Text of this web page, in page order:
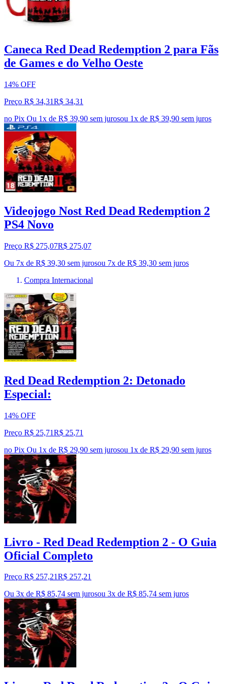
Caneca Red Dead Redemption 2 para Fãs
de Games e do Velho Oeste
14% OFF
Preço R$ 34,31R$ 34,31
no Pix Ou 1x de R$ 39,90 sem jurosou 1x de R$ 39,90 sem juros
Videojogo Nost Red Dead Redemption 2
PS4 Novo
Preço R$ 275,07R$ 275,07
Ou 7x de R$ 39,30 sem jurosou 7x de R$ 39,30 sem juros
Compra Internacional
Red Dead Redemption 2: Detonado
Especial:
14% OFF
Preço R$ 25,71R$ 25,71
no Pix Ou 1x de R$ 29,90 sem jurosou 1x de R$ 29,90 sem juros
Livro - Red Dead Redemption 2 - O Guia
Oficial Completo
Preço R$ 257,21R$ 257,21
Ou 3x de R$ 85,74 sem jurosou 3x de R$ 85,74 sem juros